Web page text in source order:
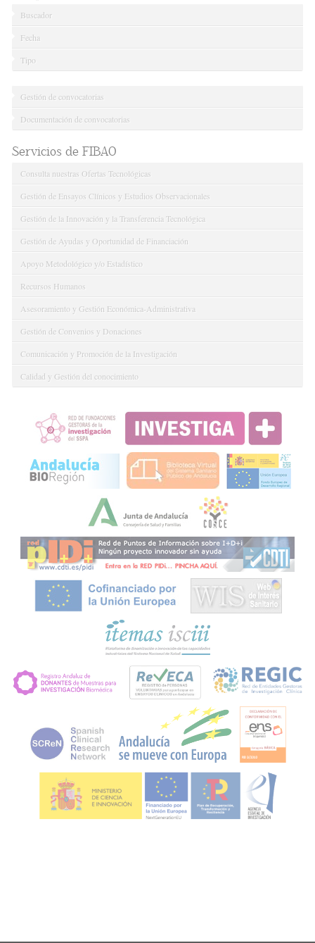
Buscador
Fecha
Tipo
Gestión de convocatorias
Documentación de convocatorias
Servicios de FIBAO
Consulta nuestras Ofertas Tecnológicas
Gestión de Ensayos Clínicos y Estudios Observacionales
Gestión de la Innovación y la Transferencia Tecnológica
Gestión de Ayudas y Oportunidad de Financiación
Apoyo Metodológico y/o Estadístico
Recursos Humanos
Asesoramiento y Gestión Económica-Administrativa
Gestión de Convenios y Donaciones
Comunicación y Promoción de la Investigación
Calidad y Gestión del conocimiento